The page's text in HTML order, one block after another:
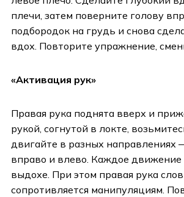
плечи, затем поверните голову
подбородок на грудь и снова
вдох. Повторите упражнение,
«Активация рук»
Правая рука поднята вверх и
рукой, согнутой в локте,
двигайте в разных направлениях
вправо и влево. Каждое движение
выдохе. При этом правая рука
сопротивляется манипуляциям.